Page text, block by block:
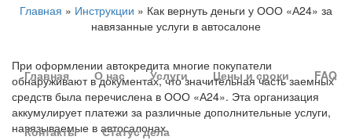
Главная О нас Услуги Цены и сроки FAQ
Контакты Статус дела
Главная » Инструкции » Как вернуть деньги у ООО «А24» за
навязанные услуги в автосалоне
При оформлении автокредита многие покупатели
обнаруживают в документах, что значительная часть заемных
средств была перечислена в ООО «А24». Эта организация
аккумулирует платежи за различные дополнительные услуги,
навязываемые в автосалонах.